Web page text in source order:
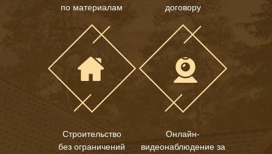
по материалам
договору
Строительство
без ограничений
Онлайн-
видеонаблюдение за